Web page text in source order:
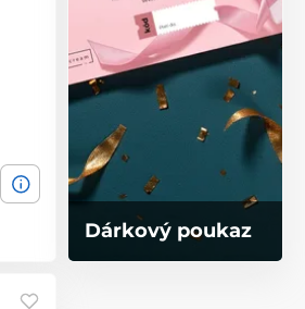
Dárkový poukaz